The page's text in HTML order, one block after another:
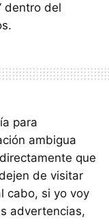
dentro del
para
ambigua
que
de visitar
cabo, si yo voy
advertencias,